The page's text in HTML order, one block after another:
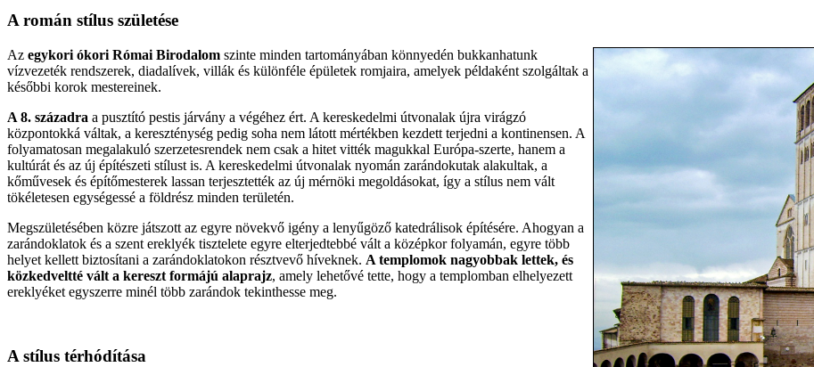
A román stílus születése
Az egykori ókori Római Birodalom szinte minden tartományában könnyedén bukkanhatunk
vízvezeték rendszerek, diadalívek, villák és különféle épületek romjaira, amelyek példaként szolgáltak a
későbbi korok mestereinek.
A 8. századra a pusztító pestis járvány a végéhez ért. A kereskedelmi útvonalak újra virágzó
központokká váltak, a kereszténység pedig soha nem látott mértékben kezdett terjedni a kontinensen. A
folyamatosan megalakuló szerzetesrendek nem csak a hitet vitték magukkal Európa-szerte, hanem a
kultúrát és az új építészeti stílust is. A kereskedelmi útvonalak nyomán zarándokutak alakultak, a
kőművesek és építőmesterek lassan terjesztették az új mérnöki megoldásokat, így a stílus nem vált
tökéletesen egységessé a földrész minden területén.
Megszületésében közre játszott az egyre növekvő igény a lenyűgöző katedrálisok építésére. Ahogyan a
zarándoklatok és a szent ereklyék tisztelete egyre elterjedtebbé vált a középkor folyamán, egyre több
helyet kellett biztosítani a zarándoklatokon résztvevő híveknek. A templomok nagyobbak lettek, és
közkedveltté vált a kereszt formájú alaprajz, amely lehetővé tette, hogy a templomban elhelyezett
ereklyéket egyszerre minél több zarándok tekinthesse meg.
A stílus térhódítása